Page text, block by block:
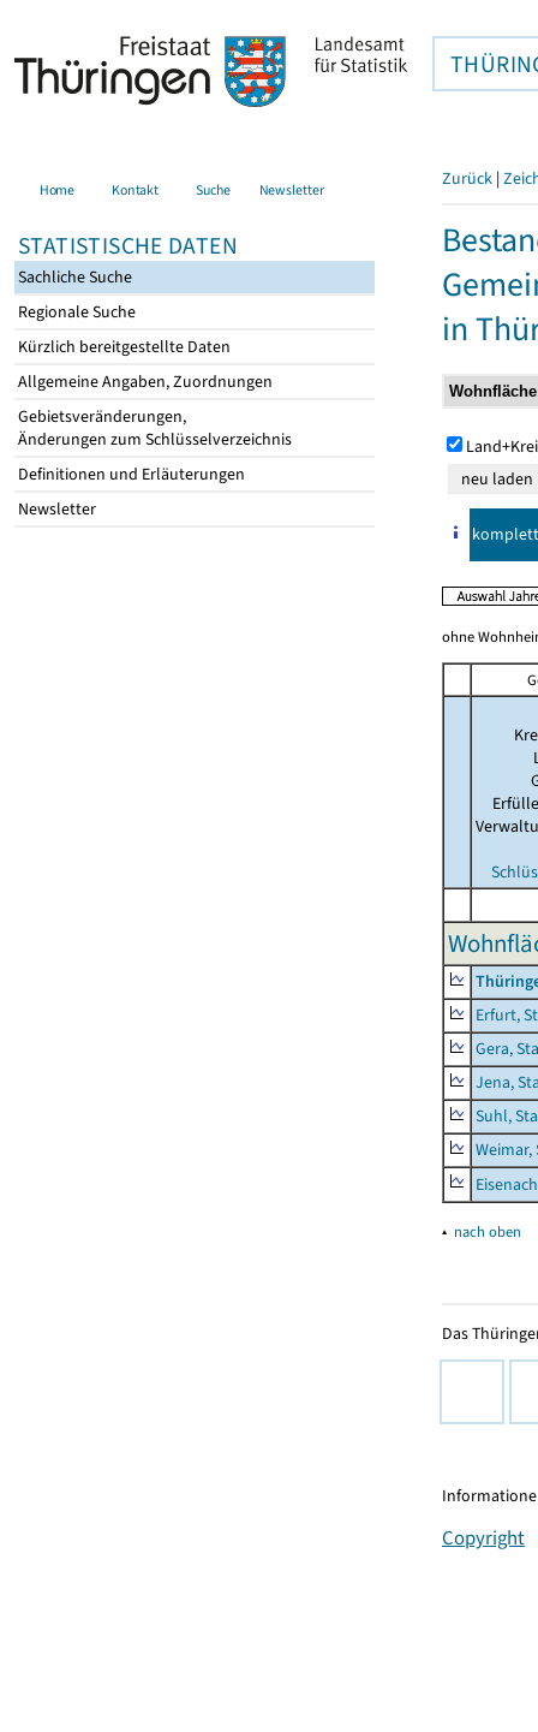
Home Kontakt Suche Newsletter
STATISTISCHE DATEN
Sachliche Suche
Regionale Suche
Kürzlich bereitgestellte Daten
Allgemeine Angaben, Zuordnungen
Gebietsveränderungen,
Änderungen zum Schlüsselverzeichnis
Definitionen und Erläuterungen
Newsletter
Zurück |
in
komplett
ohne
Erfurt,
Gera,
Jena,
Suhl,
Weimar,
▴ nach oben
Das
Copyright